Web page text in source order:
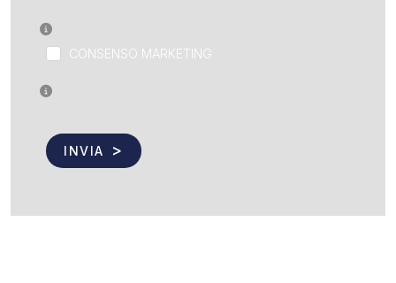
CONSENSO MARKETING
INVIA